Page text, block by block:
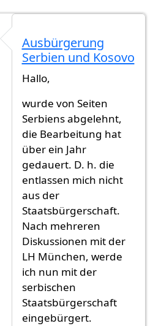
ich ich von
Ausbürgerung
Serbien und Kosovo
Hallo,
wurde von Seiten
Serbiens abgelehnt,
die Bearbeitung hat
über ein Jahr
gedauert. D. h. die
entlassen mich nicht
aus der
Staatsbürgerschaft.
Nach mehreren
Diskussionen mit der
LH München, werde
ich nun mit der
serbischen
Staatsbürgerschaft
eingebürgert.